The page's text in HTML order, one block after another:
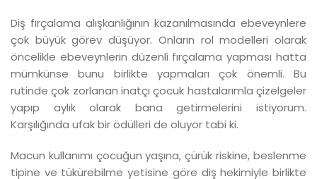
Diş fırçalama alışkanlığının kazanılmasında ebeveynlere
çok büyük görev düşüyor. Onların rol modelleri olarak
öncelikle ebeveynlerin düzenli fırçalama yapması hatta
mümkünse bunu birlikte yapmaları çok önemli. Bu
rutinde çok zorlanan inatçı çocuk hastalarımla çizelgeler
yapıp aylık olarak bana getirmelerini istiyorum.
Karşılığında ufak bir ödülleri de oluyor tabi ki.
Macun kullanımı çocuğun yaşına, çürük riskine, beslenme
tipine ve tükürebilme yetisine göre diş hekimiyle birlikte